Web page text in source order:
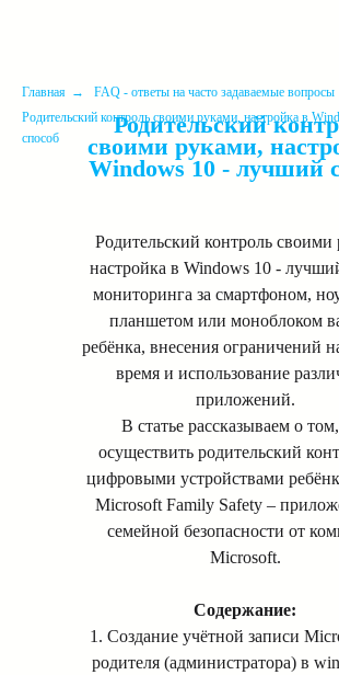
Главная → FAQ - ответы на часто задаваемые вопросы
Родительский контроль своими руками, настройка в
способ
Родительский
своими руками,
Windows 10 - лучший
Родительский контроль своими
настройка в Windows 10 -
мониторинга за смартфоном,
планшетом или моноблоком
ребёнка, внесения ограничений
время и использование
приложений.
В статье рассказываем о
осуществить родительский
цифровыми устройствами
Microsoft Family Safety –
семейной безопасности от
Microsoft.
Содержание:
1. Создание учётной записи
родителя (администратора) в